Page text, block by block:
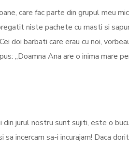
care fac parte din grupul meu
niste pachete cu masti si
doi barbati care erau cu noi,
„Doamna Ana are o inima mare
din jurul nostru sunt sujiti, este o
incercam sa-i incurajam! Daca